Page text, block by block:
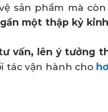
sản phẩm mà
gần một thập kỷ
vấn, lên ý tưởng
tác vận hành cho